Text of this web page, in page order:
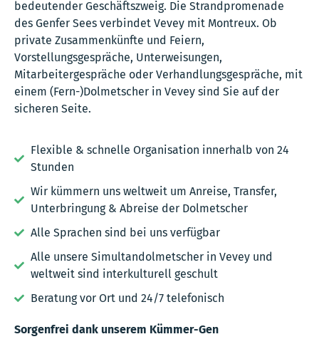
bedeutender Geschäftszweig. Die Strandpromenade
des Genfer Sees verbindet Vevey mit Montreux. Ob
private Zusammenkünfte und Feiern,
Vorstellungsgespräche, Unterweisungen,
Mitarbeitergespräche oder Verhandlungsgespräche, mit
einem (Fern-)Dolmetscher in Vevey sind Sie auf der
sicheren Seite.
Flexible & schnelle Organisation innerhalb von 24
Stunden
Wir kümmern uns weltweit um Anreise, Transfer,
Unterbringung & Abreise der Dolmetscher
Alle Sprachen sind bei uns verfügbar
Alle unsere Simultandolmetscher in Vevey und
weltweit sind interkulturell geschult
Beratung vor Ort und 24/7 telefonisch
Sorgenfrei dank unserem Kümmer-Gen